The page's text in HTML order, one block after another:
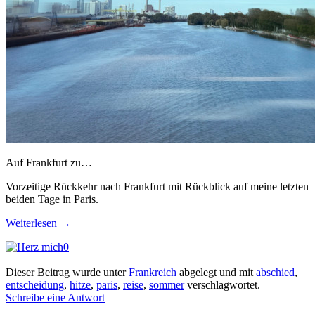
Auf Frankfurt zu…
Vorzeitige Rückkehr nach Frankfurt mit Rückblick auf meine letzten
beiden Tage in Paris.
Weiterlesen →
0
Dieser Beitrag wurde unterFrankreich abgelegt und mit abschied,
entscheidung, hitze, paris, reise, sommerverschlagwortet.
Schreibe eine Antwort